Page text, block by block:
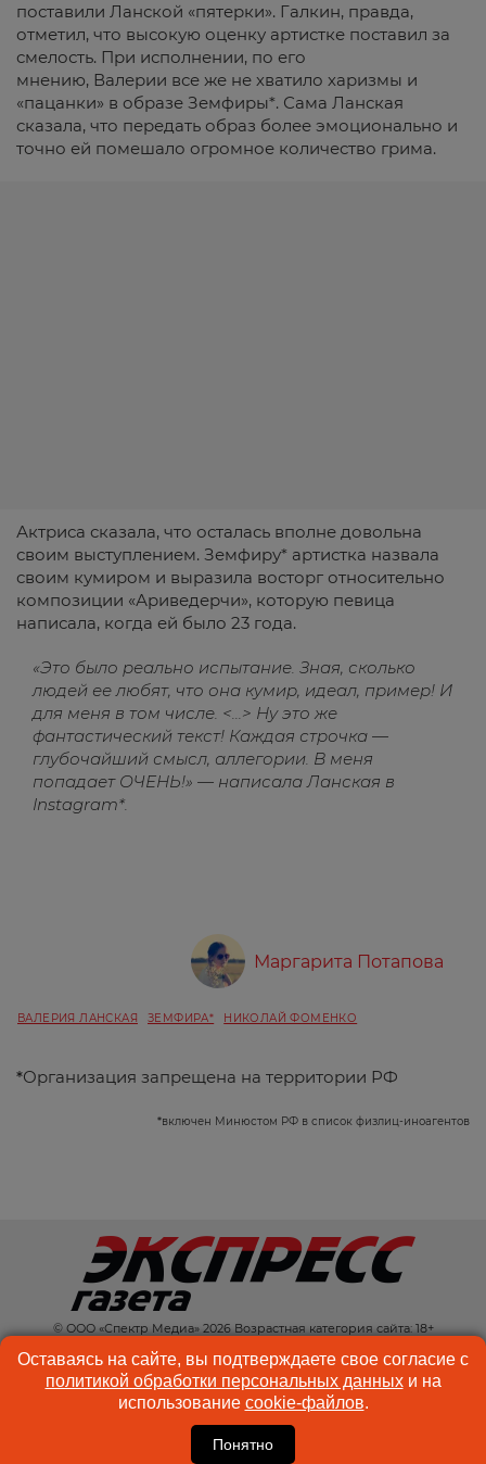
поставили Ланской «пятерки». Галкин, правда,
отметил, что высокую оценку артистке поставил за
смелость. При исполнении, по его
мнению, Валерии все же не хватило харизмы и
«пацанки» в образе Земфиры*. Сама Ланская
сказала, что передать образ более эмоционально и
точно ей помешало огромное количество грима.
Актриса сказала, что осталась вполне довольна
своим выступлением. Земфиру* артистка назвала
своим кумиром и выразила восторг относительно
композиции «Ариведерчи», которую певица
написала, когда ей было 23 года.
«Это было реально испытание. Зная, сколько
людей ее любят, что она кумир, идеал, пример! И
для меня в том числе. <...> Ну это же
фантастический текст! Каждая строчка —
глубочайший смысл, аллегории. В меня
попадает ОЧЕНЬ!» — написала Ланская в
Instagram*.
Маргарита Потапова
ВАЛЕРИЯ ЛАНСКАЯ ЗЕМФИРА* НИКОЛАЙ ФОМЕНКО
*Организация запрещена на территории РФ
*включен Минюстом РФ в список физлиц-иноагентов
© ООО «Спектр Медиа» 2026 Возрастная категория сайта: 18+
КОНТАКТЫ
РЕКЛАМА
КУКИ-ФАЙЛЫ
ПОЛЬЗОВАТЕЛЬСКОЕ
СОГЛАШЕНИЕ
Оставаясь на сайте, вы подтверждаете свое согласие с
политикой обработки персональных данныхи на
использование cookie-файлов.
Понятно